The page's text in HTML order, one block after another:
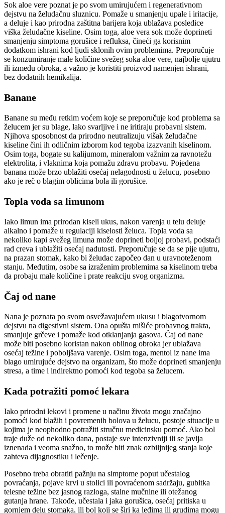
Sok aloe vere poznat je po svom umirujućem i regenerativnom
dejstvu na želudačnu sluznicu. Pomaže u smanjenju upale i iritacije,
a deluje i kao prirodna zaštitna barijera koja ublažava posledice
viška želudačne kiseline. Osim toga, aloe vera sok može doprineti
smanjenju simptoma gorušice i refluksa, čineći ga korisnim
dodatkom ishrani kod ljudi sklonih ovim problemima. Preporučuje
se konzumiranje male količine svežeg soka aloe vere, najbolje ujutru
ili između obroka, a važno je koristiti proizvod namenjen ishrani,
bez dodatnih hemikalija.
Banane
Banane su među retkim voćem koje se preporučuje kod problema sa
želucem jer su blage, lako svarljive i ne iritiraju probavni sistem.
Njihova sposobnost da prirodno neutralizuju višak želudačne
kiseline čini ih odličnim izborom kod tegoba izazvanih kiselinom.
Osim toga, bogate su kalijumom, mineralom važnim za ravnotežu
elektrolita, i vlaknima koja pomažu zdravu probavu. Pojedena
banana može brzo ublažiti osećaj nelagodnosti u želucu, posebno
ako je reč o blagim oblicima bola ili gorušice.
Topla voda sa limunom
Iako limun ima prirodan kiseli ukus, nakon varenja u telu deluje
alkalno i pomaže u regulaciji kiselosti želuca. Topla voda sa
nekoliko kapi svežeg limuna može doprineti boljoj probavi, podstaći
rad creva i ublažiti osećaj nadutosti. Preporučuje se da se pije ujutru,
na prazan stomak, kako bi želudac započeo dan u uravnoteženom
stanju. Međutim, osobe sa izraženim problemima sa kiselinom treba
da probaju male količine i prate reakciju svog organizma.
Čaj od nane
Nana je poznata po svom osvežavajućem ukusu i blagotvornom
dejstvu na digestivni sistem. Ona opušta mišiće probavnog trakta,
smanjuje grčeve i pomaže kod otklanjanja gasova. Čaj od nane
može biti posebno koristan nakon obilnog obroka jer ublažava
osećaj težine i poboljšava varenje. Osim toga, mentol iz nane ima
blago umirujuće dejstvo na organizam, što može doprineti smanjenju
stresa, a time i indirektno pomoći kod tegoba sa želucem.
Kada potražiti pomoć lekara
Iako prirodni lekovi i promene u načinu života mogu značajno
pomoći kod blažih i povremenih bolova u želucu, postoje situacije u
kojima je neophodno potražiti stručnu medicinsku pomoć. Ako bol
traje duže od nekoliko dana, postaje sve intenzivniji ili se javlja
iznenada i veoma snažno, to može biti znak ozbiljnijeg stanja koje
zahteva dijagnostiku i lečenje.
Posebno treba obratiti pažnju na simptome poput učestalog
povraćanja, pojave krvi u stolici ili povraćenom sadržaju, gubitka
telesne težine bez jasnog razloga, stalne mučnine ili otežanog
gutanja hrane. Takođe, učestala i jaka gorušica, osećaj pritiska u
gornjem delu stomaka, ili bol koji se širi ka leđima ili grudima mogu